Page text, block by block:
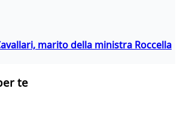
marito della ministra Roccella
te